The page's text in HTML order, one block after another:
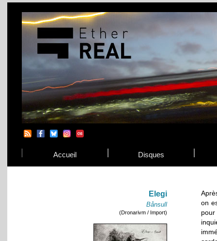
Accueil Disques
Elegi
Bånsull
(Dronarivm / Import)
on